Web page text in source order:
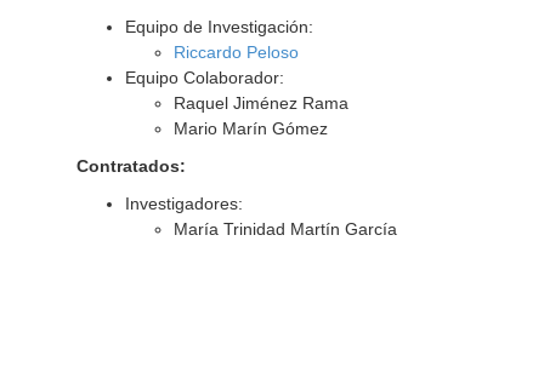
Equipo de Investigación:
Riccardo Peloso
Equipo Colaborador:
Raquel Jiménez Rama
Mario Marín Gómez
Contratados:
Investigadores:
María Trinidad Martín García